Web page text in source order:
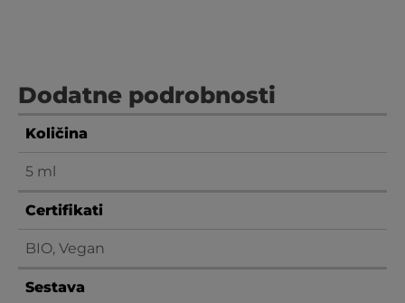
Dodatne podrobnosti
Količina
5 ml
Certifikati
BIO, Vegan
Sestava